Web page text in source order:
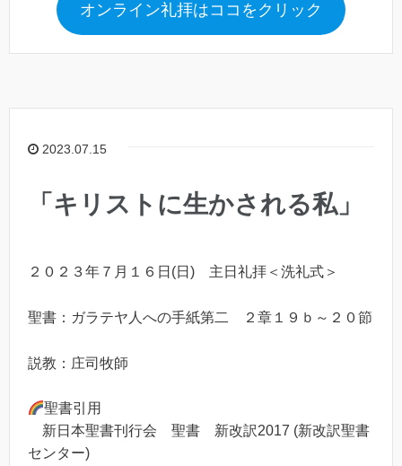
オンライン礼拝はココをクリック
2023.07.15
「キリストに生かされる私」
２０２３年７月１６日(日) 主日礼拝＜洗礼式＞
聖書：ガラテヤ人への手紙第二 ２章１９ｂ～２０節
説教：庄司牧師
聖書引用
新日本聖書刊行会 聖書 新改訳2017 (新改訳聖書
センター)